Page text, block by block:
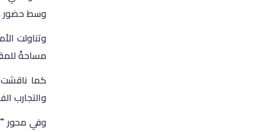
وسط حضور
وتناولت
مساحةً
كما ناقشت
والتجارب
وفي محور